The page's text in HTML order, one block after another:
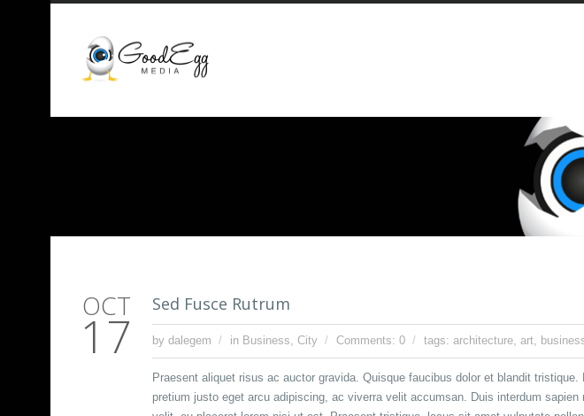
OCT
17
Sed Fusce Rutrum
by dalegem in Business, City Comments: 0 tags: architecture, art,
Praesent aliquet risus ac auctor gravida. Quisque faucibus dolor et blandit
pretium justo eget arcu adipiscing, ac viverra velit accumsan. Duis interdum